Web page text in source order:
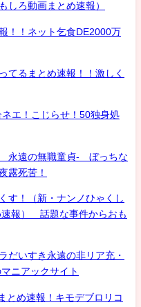
ろ動画まとめ速報）
！！ネット乞食DE2000万
てるまとめ速報！！激しく
エ！こじらせ！50独身処
永遠の無職童貞- ぼっちな
露死苦！
す！（新・ナンノひゃくし
速報） 話題な事件からおも
だいすき永遠の非リア充・
ニアックサイト
とめ速報！キモデブロリコ